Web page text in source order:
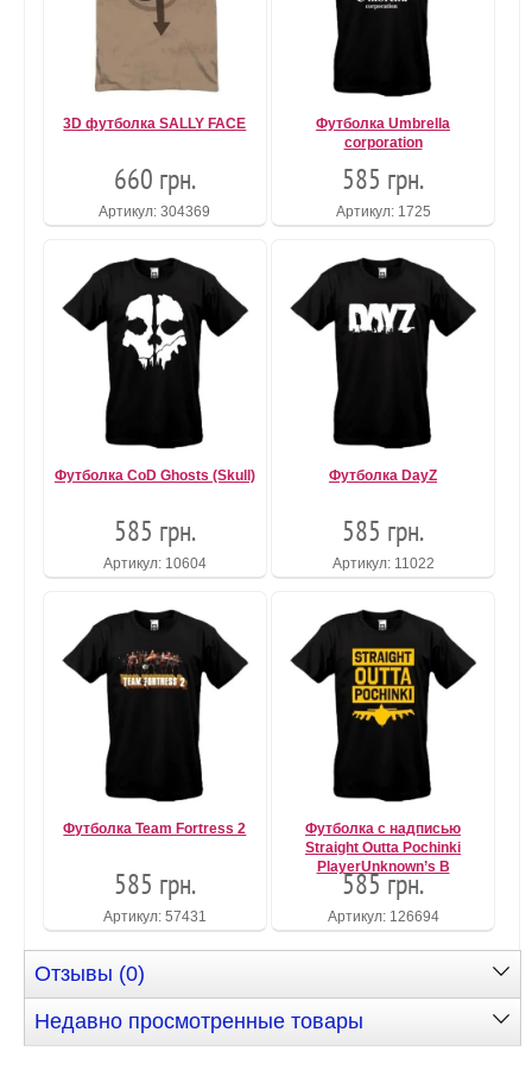
3D футболка SALLY FACE
660 грн.
Артикул: 304369
Футболка Umbrella
corporation
585 грн.
Артикул: 1725
Футболка CoD Ghosts (Skull)
585 грн.
Артикул: 10604
Футболка DayZ
585 грн.
Артикул: 11022
Футболка Team Fortress 2
585 грн.
Артикул: 57431
Футболка с надписью
Straight Outta Pochinki
PlayerUnknown’s B
585 грн.
Артикул: 126694
Отзывы (0)
Недавно просмотренные товары